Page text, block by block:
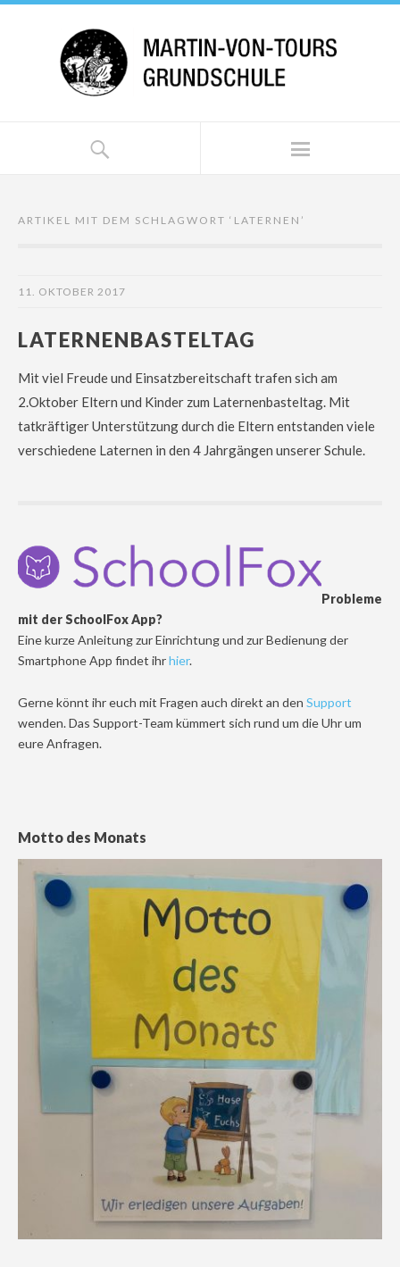
ARTIKEL MIT DEM SCHLAGWORT ‘ LATERNEN ’
11. OKTOBER 2017
LATERNENBASTELTAG
Mit viel Freude und Einsatzbereitschaft trafen sich am
2.Oktober Eltern und Kinder zum Laternenbasteltag. Mit
tatkräftiger Unterstützung durch die Eltern entstanden viele
verschiedene Laternen in den 4 Jahrgängen unserer Schule.
Probleme
mit der SchoolFox App?
Eine kurze Anleitung zur Einrichtung und zur Bedienung der
Smartphone App findet ihrhier.
Gerne könnt ihr euch mit Fragen auch direkt an den Support
wenden. Das Support-Team kümmert sich rund um die Uhr um
eure Anfragen.
Motto des Monats